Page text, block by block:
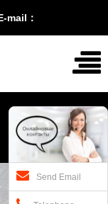
：

Send Email